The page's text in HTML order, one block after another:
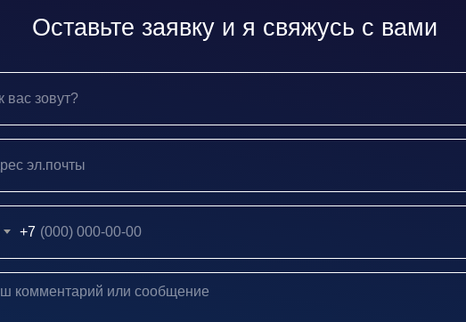
Оставьте заявку и я свяжусь с вами
+7